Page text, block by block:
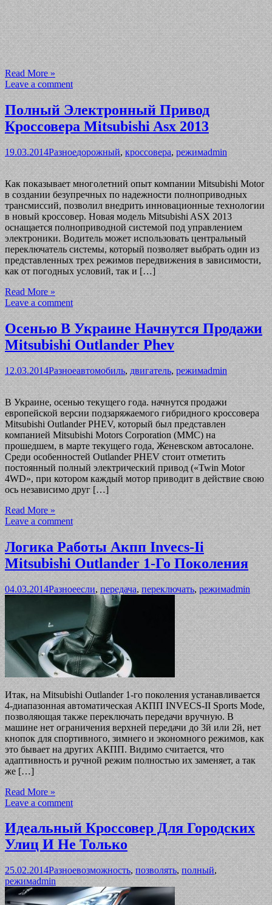
Read More »
Leave a comment
Полный Электронный Привод
Кроссовера Mitsubishi Asx 2013
19.03.2014Разноедорожный, кроссовера,режимadmin
Как показывает многолетний опыт компании Mitsubishi Motor
в создании безупречных по надежности полноприводных
трансмиссий, позволил внедрить инновационные технологии
в новый кроссовер. Новая модель Mitsubishi ASX 2013
оснащается полноприводной системой под управлением
электроники. Водитель может использовать центральный
переключатель системы, который позволяет выбрать один из
представленных трех режимов передвижения в зависимости,
как от погодных условий, так и […]
Read More »
Leave a comment
Осенью В Украине Начнутся Продажи
Mitsubishi Outlander Phev
12.03.2014Разноеавтомобиль, двигатель,режимadmin
В Украине, осенью текущего года. начнутся продажи
европейской версии подзаряжаемого гибридного кроссовера
Mitsubishi Outlander PHEV, который был представлен
компанией Mitsubishi Motors Corporation (MMC) на
прошедшем, в марте текущего года, Женевском автосалоне.
Среди особенностей Outlander PHEV стоит отметить
постоянный полный электрический привод («Twin Motor
4WD», при котором каждый мотор приводит в действие свою
ось независимо друг […]
Read More »
Leave a comment
Логика Работы Акпп Invecs-Ii
Mitsubishi Outlander 1-Го Поколения
04.03.2014Разноеесли,передача, переключать, режимadmin
Итак, на Mitsubishi Outlander 1-го поколения устанавливается
4-диапазонная автоматическая АКПП INVECS-II Sports Mode,
позволяющая также переключать передачи вручную. В
машине нет ограничения верхней передачи до 3й или 2й, нет
кнопок для спортивного, зимнего и экономного режимов, как
это бывает на других АКПП. Видимо считается, что
адаптивность и ручной режим полностью их заменяет, а так
же […]
Read More »
Leave a comment
Идеальный Кроссовер Для Городских
Улиц И Не Только
25.02.2014Разноевозможность, позволять,полный,
режимadmin